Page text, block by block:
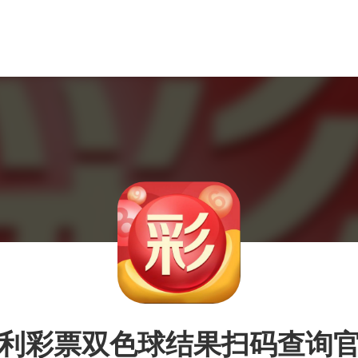
彩票双色球结果扫码查询